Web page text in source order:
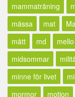
mammaträning
mässa
mat
mått
md mello
midsommar
minne för livet
mormor
motion